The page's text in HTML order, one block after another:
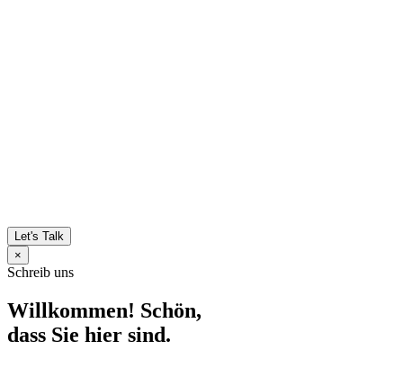
Let's Talk
×
Schreib uns
Willkommen! Schön,
dass Sie hier sind.